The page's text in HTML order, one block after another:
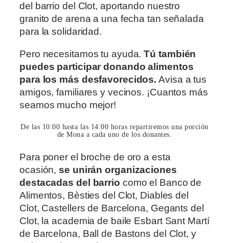
del barrio del Clot, aportando nuestro
granito de arena a una fecha tan señalada
para la solidaridad.
Pero necesitamos tu ayuda.Tú también
puedes participar donando alimentos
para los más desfavorecidos. Avisa a tus
amigos, familiares y vecinos. ¡Cuantos más
seamos mucho mejor!
De las 10:00 hasta las 14:00 horas repartiremos una porción
de Mona a cada uno de los donantes.
Para poner el broche de oro a esta
ocasión,se unirán organizaciones
destacadas del barrio como el Banco de
Alimentos, Bèsties del Clot, Diables del
Clot, Castellers de Barcelona, Gegants del
Clot, la academia de baile Esbart Sant Martí
de Barcelona, Ball de Bastons del Clot, y